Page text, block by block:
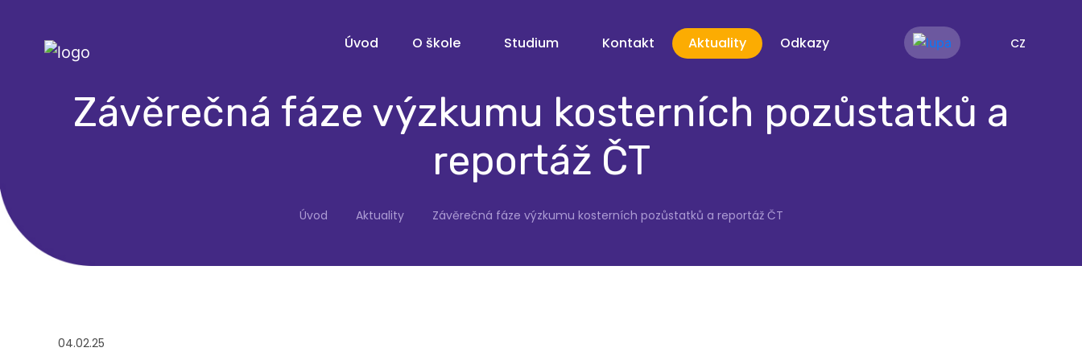
CZ
Úvod O škole Studium Kontakt Aktuality Odkazy
Závěrečná fáze výzkumu kosterních pozůstatků a
reportáž ČT
Úvod Aktuality Závěrečná fáze výzkumu kosterních pozůstatků a reportáž ČT
04.02.25